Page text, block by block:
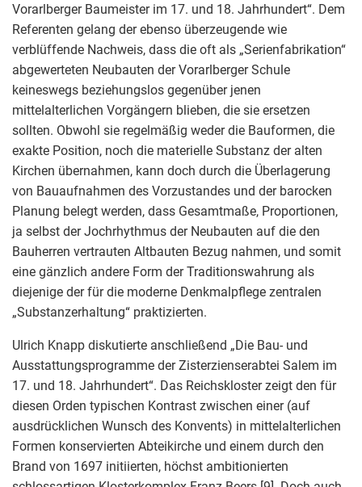
Vorarlberger Baumeister im 17. und 18. Jahrhundert“. Dem
Referenten gelang der ebenso überzeugende wie
verblüffende Nachweis, dass die oft als „Serienfabrikation“
abgewerteten Neubauten der Vorarlberger Schule
keineswegs beziehungslos gegenüber jenen
mittelalterlichen Vorgängern blieben, die sie ersetzen
sollten. Obwohl sie regelmäßig weder die Bauformen, die
exakte Position, noch die materielle Substanz der alten
Kirchen übernahmen, kann doch durch die Überlagerung
von Bauaufnahmen des Vorzustandes und der barocken
Planung belegt werden, dass Gesamtmaße, Proportionen,
ja selbst der Jochrhythmus der Neubauten auf die den
Bauherren vertrauten Altbauten Bezug nahmen, und somit
eine gänzlich andere Form der Traditionswahrung als
diejenige der für die moderne Denkmalpflege zentralen
„Substanzerhaltung“ praktizierten.
Ulrich Knapp diskutierte anschließend „Die Bau- und
Ausstattungsprogramme der Zisterzienserabtei Salem im
17. und 18. Jahrhundert“. Das Reichskloster zeigt den für
diesen Orden typischen Kontrast zwischen einer (auf
ausdrücklichen Wunsch des Konvents) in mittelalterlichen
Formen konservierten Abteikirche und einem durch den
Brand von 1697 initiierten, höchst ambitionierten